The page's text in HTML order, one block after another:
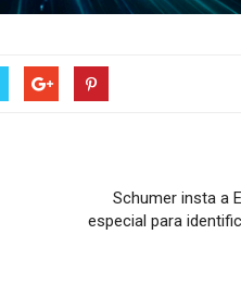
Schumer insta a
especial para